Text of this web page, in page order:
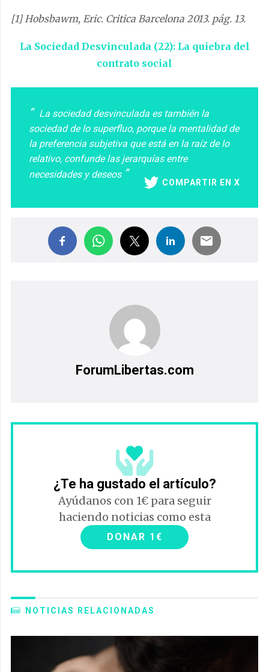
[1] Hobsbawm, Eric. Critica Barcelona 2013. pág. 13.
La Sociedad Desvinculada (22): La quiebra del
contrato social
La sociedad desvinculada es también la
sociedad de lo superfluo, porque la mentalidad de
la preferencia subjetiva que está en la raíz de lo
relativo, confunde las jerarquías entre
necesidades y deseos
COMPARTIR EN X
ForumLibertas.com
¿Te ha gustado el artículo?
Ayúdanos con 1€ para seguir
haciendo noticias como esta
DONAR 1€
NOTICIAS RELACIONADAS